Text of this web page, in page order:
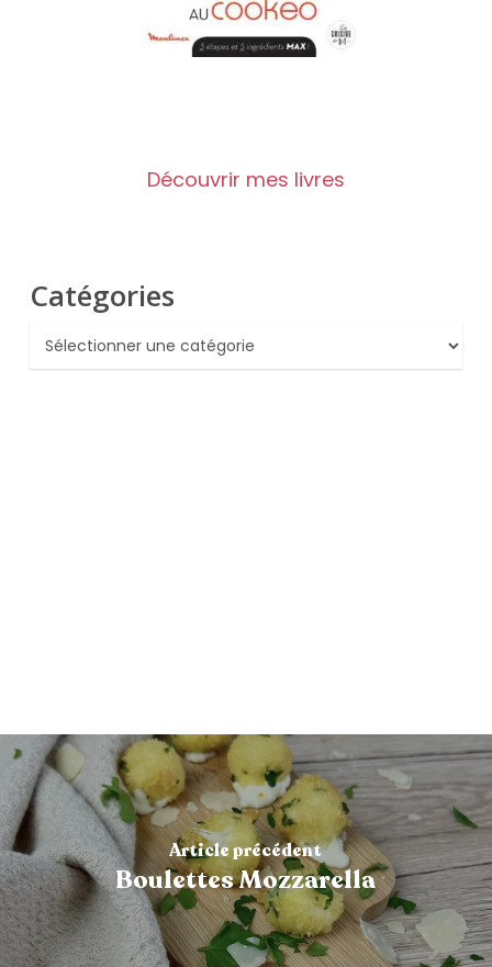
Découvrir mes livres
Catégories
Catégories
Article précédent
Boulettes Mozzarella